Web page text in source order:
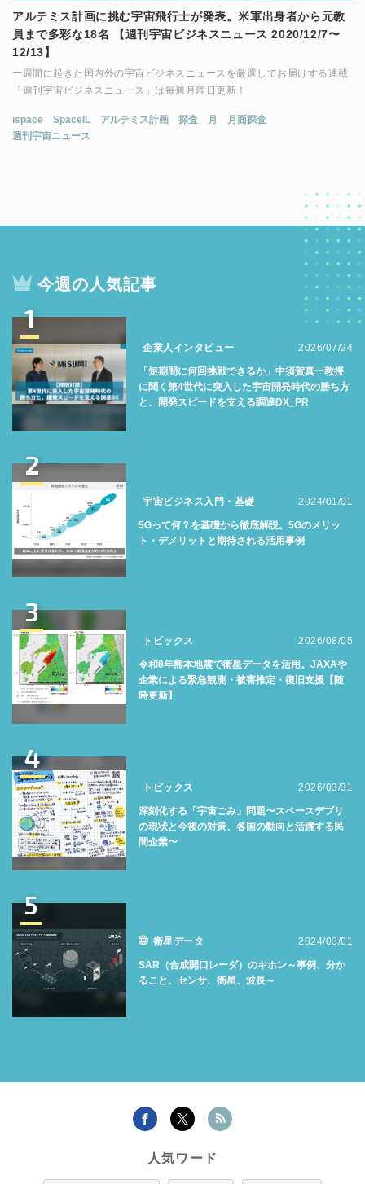
アルテミス計画に挑む宇宙飛行士が発表。米軍出身者から元教
員まで多彩な18名 【週刊宇宙ビジネスニュース 2020/12/7〜
12/13】
一週間に起きた国内外の宇宙ビジネスニュースを厳選してお届けする連載
「週刊宇宙ビジネスニュース」は毎週月曜日更新！
ispace SpaceIL アルテミス計画 探査 月
月面探査
週刊宇宙ニュース
今週の人気記事
1
企業人インタビュー 2026/07/24
「短期間に何回挑戦できるか」中須賀真一教授
に聞く第4世代に突入した宇宙開発時代の勝ち方
と、開発スピードを支える調達DX_PR
2
宇宙ビジネス入門・基礎 2024/01/01
5Gって何？を基礎から徹底解説。5Gのメリッ
ト・デメリットと期待される活用事例
3
トピックス 2026/08/05
令和8年熊本地震で衛星データを活用。JAXAや
企業による緊急観測・被害推定・復旧支援【随
時更新】
4
トピックス 2026/03/31
深刻化する「宇宙ごみ」問題〜スペースデブリ
の現状と今後の対策、各国の動向と活躍する民
間企業〜
5
衛星データ 2024/03/01
SAR（合成開口レーダ）のキホン～事例、分か
ること、センサ、衛星、波長～
人気ワード